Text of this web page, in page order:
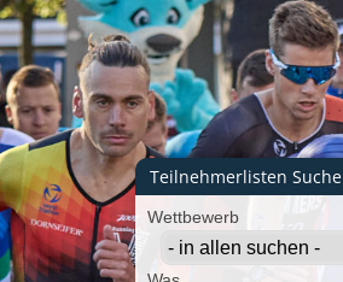
Teilnehmerlisten Suche
Wettbewerb